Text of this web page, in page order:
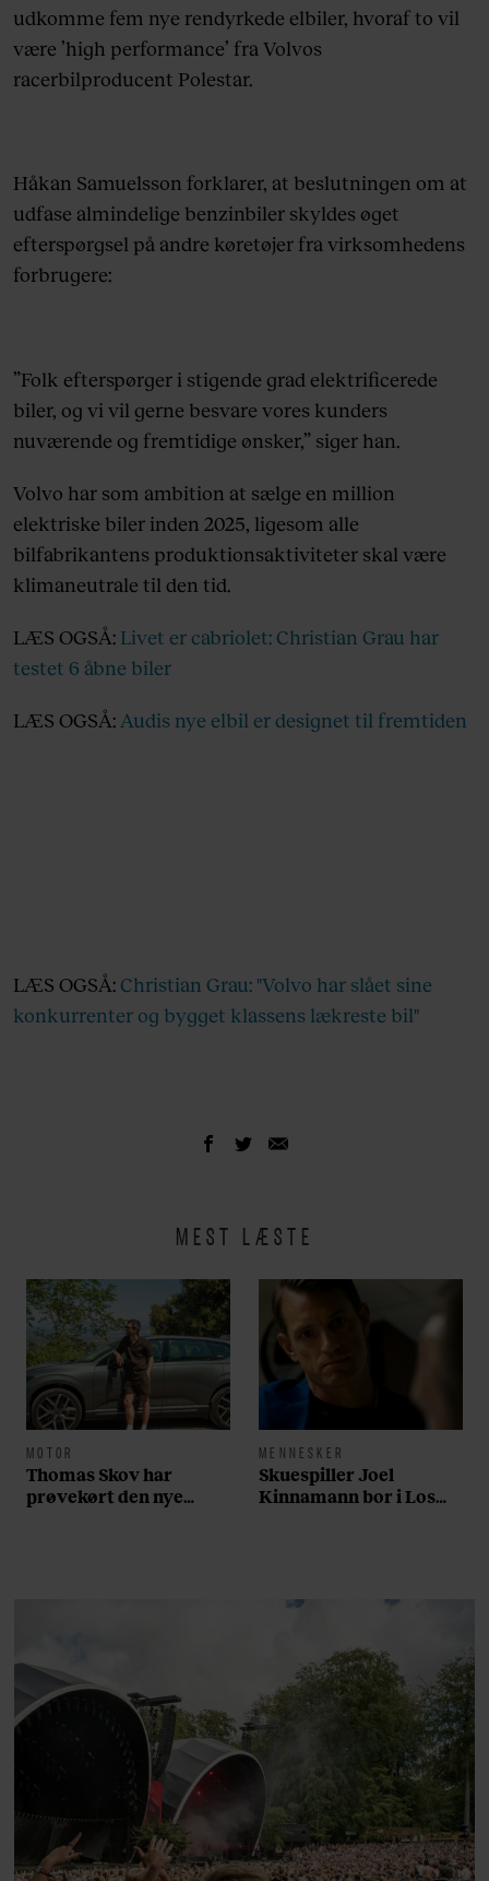
udkomme fem nye rendyrkede elbiler, hvoraf to vil
være ’high performance’ fra Volvos
racerbilproducent Polestar.
Håkan Samuelsson forklarer, at beslutningen om at
udfase almindelige benzinbiler skyldes øget
efterspørgsel på andre køretøjer fra virksomhedens
forbrugere:
”Folk efterspørger i stigende grad elektrificerede
biler, og vi vil gerne besvare vores kunders
nuværende og fremtidige ønsker,” siger han.
Volvo har som ambition at sælge en million
elektriske biler inden 2025, ligesom alle
bilfabrikantens produktionsaktiviteter skal være
klimaneutrale til den tid.
LÆS OGSÅ: Livet er cabriolet: Christian Grau har
testet 6 åbne biler
LÆS OGSÅ: Audis nye elbil er designet til fremtiden
LÆS OGSÅ:Christian Grau: "Volvo har slået sine
konkurrenter og bygget klassens lækreste bil"
MEST LÆSTE
MOTOR
Thomas Skov har
prøvekørt den nye
MENNESKER
Skuespiller Joel
Kinnamann bor i Los
morgen”